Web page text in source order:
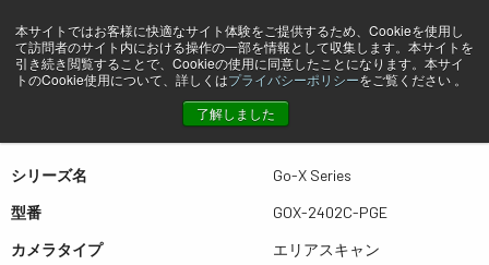
本サイトではお客様に快適なサイト体験をご提供するため、Cookieを使用し
て訪問者のサイト内における操作の一部を情報として収集します。本サイトを
引き続き閲覧することで、Cookieの使用に同意したことになります。本サイ
トのCookie使用について、詳しくはプライバシーポリシーをご覧ください 。
了解しました
プレビュー GOX-2402C-PGE
表は左右にスワイプできます
シリーズ名
Go-X Series
型番
GOX-2402C-PGE
カメラタイプ
エリアスキャン